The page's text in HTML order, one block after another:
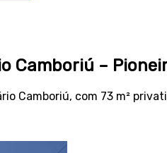
Camboriú –
Camboriú, com 73 m²